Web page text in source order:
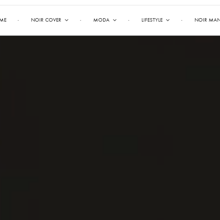
NOIR COVER MODA LIFESTYLE NOIR